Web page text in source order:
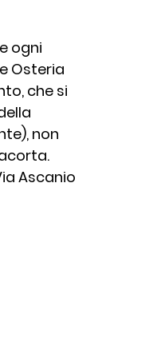
Ricette
ogni
Osteria
che si
non
Ascanio